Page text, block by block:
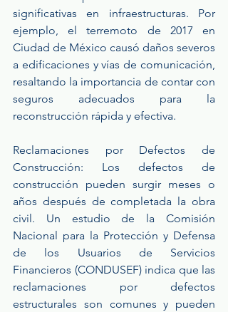
significativas en infraestructuras. Por
ejemplo, el terremoto de 2017 en
Ciudad de México causó daños severos
a edificaciones y vías de comunicación,
resaltando la importancia de contar con
seguros adecuados para la
reconstrucción rápida y efectiva.
Reclamaciones por Defectos de
Construcción: Los defectos de
construcción pueden surgir meses o
años después de completada la obra
civil. Un estudio de la Comisión
Nacional para la Protección y Defensa
de los Usuarios de Servicios
Financieros (CONDUSEF) indica que las
reclamaciones por defectos
estructurales son comunes y pueden